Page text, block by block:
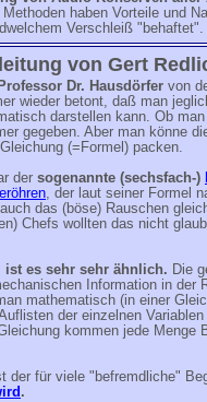
haben Vorteile und
Verschleiß "behaftet".
von Gert
Dr. Hausdörfer von
wieder betont, daß man
darstellen kann. Ob
gegeben. Aber man könne
(=Formel) packen.
der sogenannte (sechsfach-)
, der laut seiner Formel
das (böse) Rauschen
Chefs wollten das nicht
ist es sehr sehr ähnlich. Die
Information in der
mathematisch (in einer
der einzelnen
kommen jede Menge
der für viele "befremdliche"
.